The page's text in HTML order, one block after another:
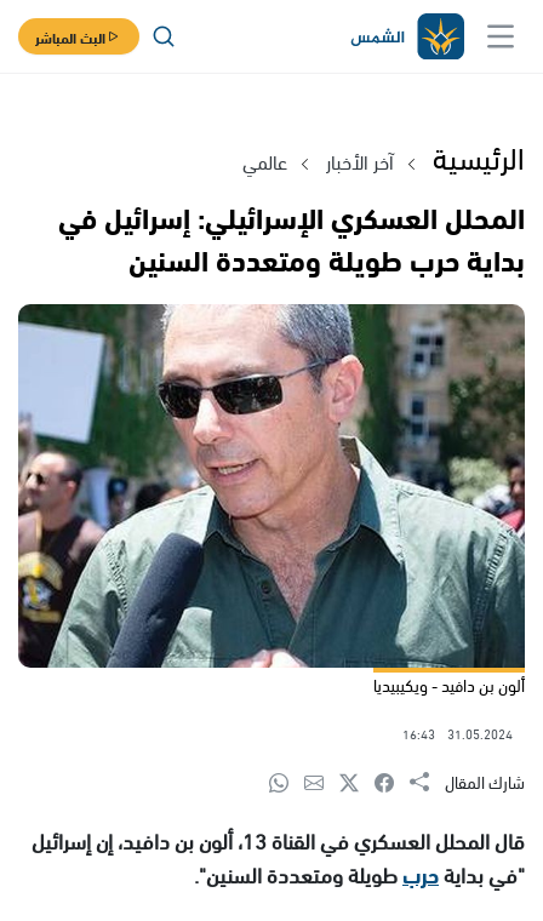
البث المباشر
الرئيسية آخر الأخبار عالمي
المحلل العسكري الإسرائيلي: إسرائيل في
بداية حرب طويلة ومتعددة السنين
ألون بن دافيد - ويكيبيديا
31.05.2024
16:43
شارك المقال
قال المحلل العسكري في القناة 13، ألون بن دافيد، إن إسرائيل
"في بدايةحربطويلة ومتعددة السنين".